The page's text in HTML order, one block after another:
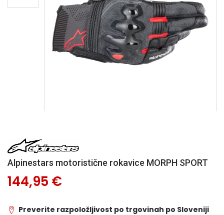
Alpinestars motoristične rokavice MORPH SPORT
144,95 €
Preverite razpoložljivost po trgovinah po Sloveniji